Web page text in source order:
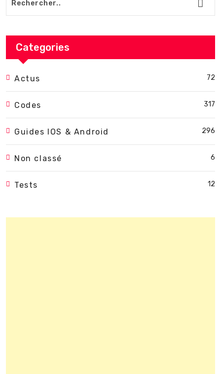
Categories
Actus 72
Codes 317
Guides IOS & Android 296
Non classé 6
Tests 12